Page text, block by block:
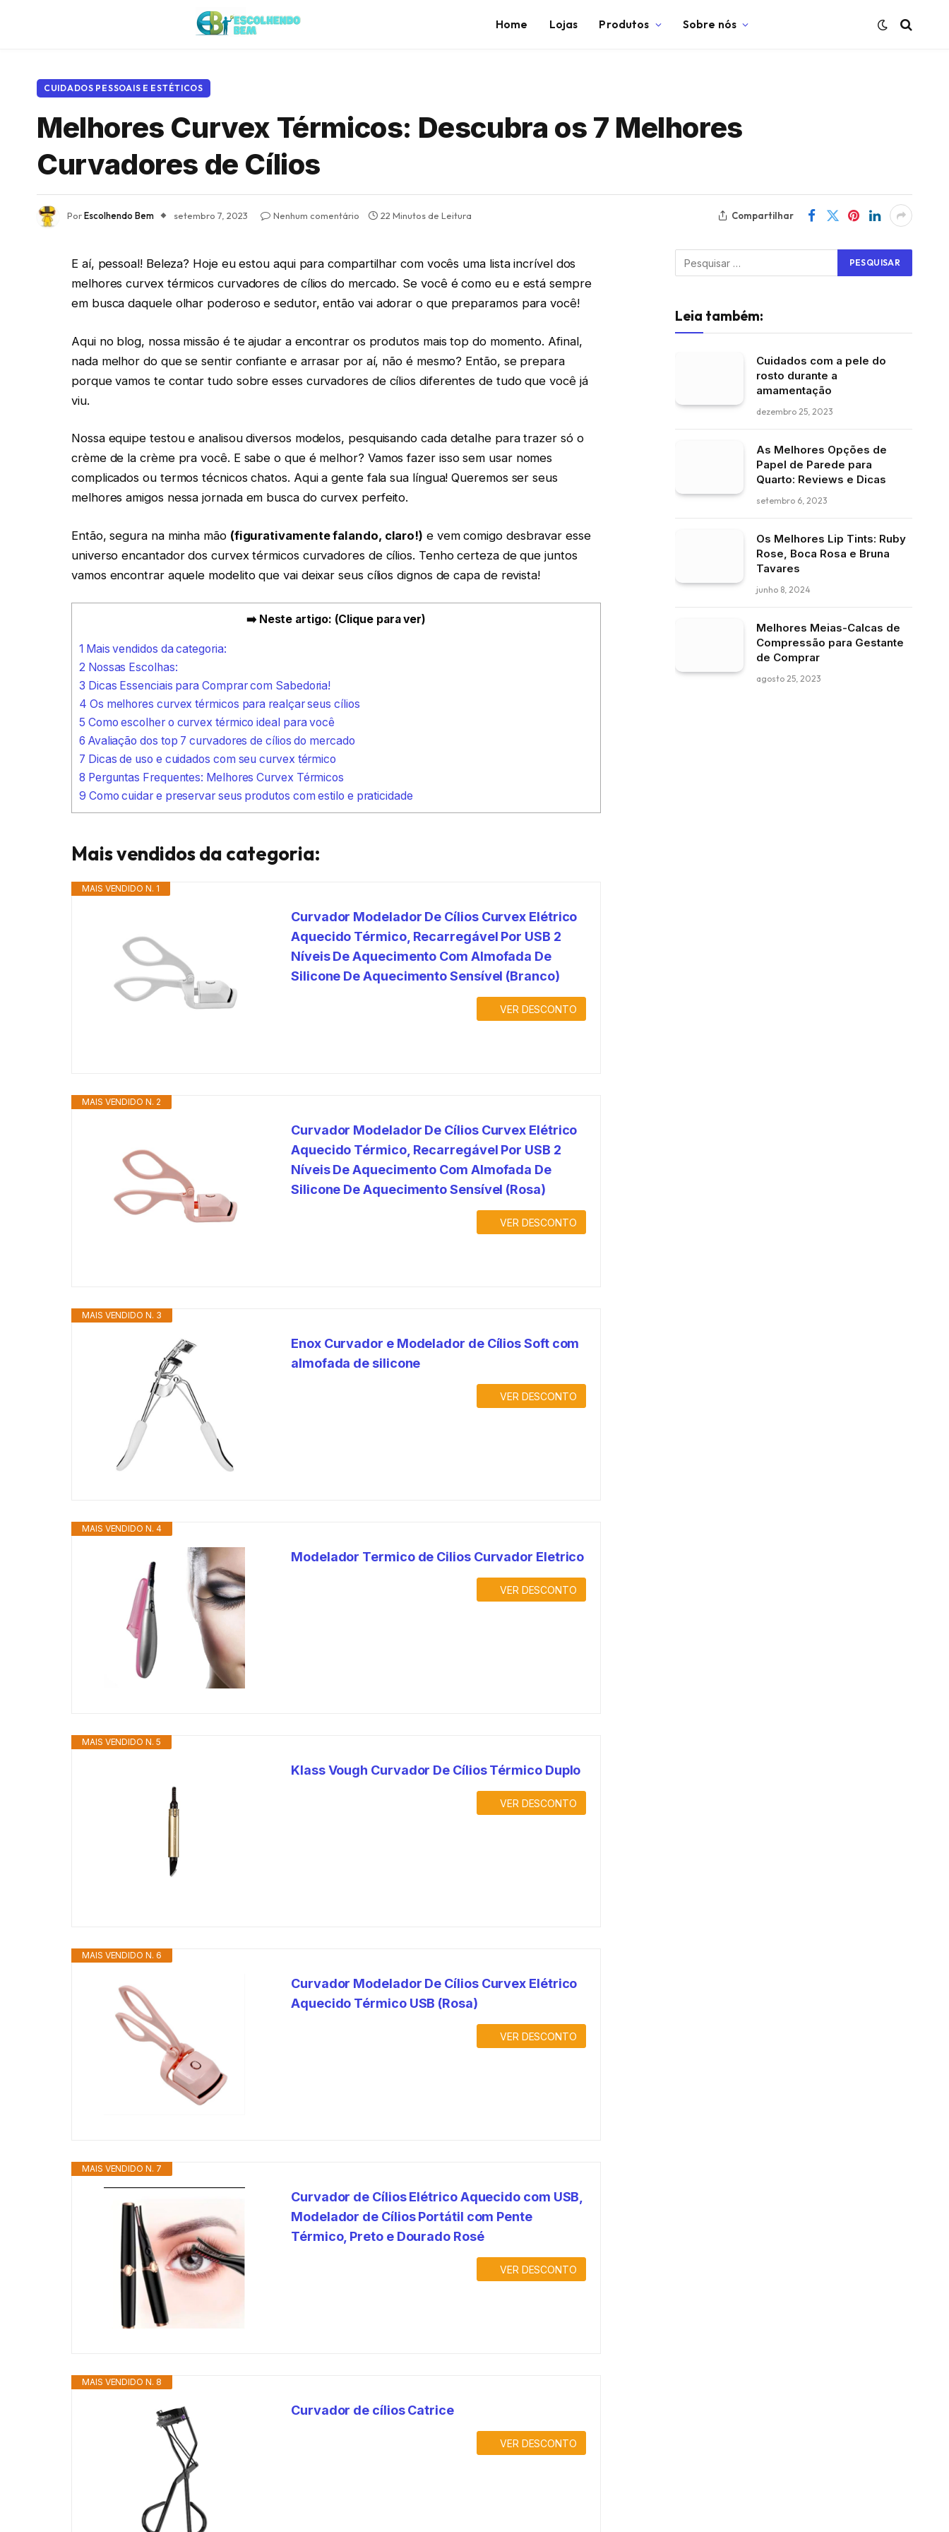
Home Lojas Produtos Sobre nós
CUIDADOS PESSOAIS E ESTÉTICOS
Melhores Curvex Térmicos: Descubra os 7 Melhores
Curvadores de Cílios
PorEscolhendo Bem setembro 7, 2023 Nenhum comentário 22 Minutos de Leitura Compartilhar
E aí, pessoal! Beleza? Hoje eu estou aqui para compartilhar com vocês uma lista incrível dos
melhores curvex térmicos curvadores de cílios do mercado. Se você é como eu e está sempre
em busca daquele olhar poderoso e sedutor, então vai adorar o que preparamos para você!
Aqui no blog, nossa missão é te ajudar a encontrar os produtos mais top do momento. Afinal,
nada melhor do que se sentir confiante e arrasar por aí, não é mesmo? Então, se prepara
porque vamos te contar tudo sobre esses curvadores de cílios diferentes de tudo que você já
viu.
Nossa equipe testou e analisou diversos modelos, pesquisando cada detalhe para trazer só o
crème de la crème pra você. E sabe o que é melhor? Vamos fazer isso sem usar nomes
complicados ou termos técnicos chatos. Aqui a gente fala sua língua! Queremos ser seus
melhores amigos nessa jornada em busca do curvex perfeito.
Então, segura na minha mão (figurativamente falando, claro!) e vem comigo desbravar esse
universo encantador dos curvex térmicos curvadores de cílios. Tenho certeza de que juntos
vamos encontrar aquele modelito que vai deixar seus cílios dignos de capa de revista!
➡️ Neste artigo: (Clique para ver)
1 Mais vendidos da categoria:
2 Nossas Escolhas:
3 Dicas Essenciais para Comprar com Sabedoria!
4 Os melhores curvex térmicos para realçar seus cílios
5 Como escolher o curvex térmico ideal para você
6 Avaliação dos top 7 curvadores de cílios do mercado
7 Dicas de uso e cuidados com seu curvex térmico
8 Perguntas Frequentes: Melhores Curvex Térmicos
9 Como cuidar e preservar seus produtos com estilo e praticidade
Mais vendidos da categoria:
MAIS VENDIDO N. 1
Curvador Modelador De Cílios Curvex Elétrico
Aquecido Térmico, Recarregável Por USB 2
Níveis De Aquecimento Com Almofada De
Silicone De Aquecimento Sensível (Branco)
VER DESCONTO
MAIS VENDIDO N. 2
Curvador Modelador De Cílios Curvex Elétrico
Aquecido Térmico, Recarregável Por USB 2
Níveis De Aquecimento Com Almofada De
Silicone De Aquecimento Sensível (Rosa)
VER DESCONTO
MAIS VENDIDO N. 3
Enox Curvador e Modelador de Cílios Soft com
almofada de silicone
VER DESCONTO
MAIS VENDIDO N. 4
Modelador Termico de Cilios Curvador Eletrico
VER DESCONTO
MAIS VENDIDO N. 5
Klass Vough Curvador De Cílios Térmico Duplo
VER DESCONTO
MAIS VENDIDO N. 6
Curvador Modelador De Cílios Curvex Elétrico
Aquecido Térmico USB (Rosa)
VER DESCONTO
MAIS VENDIDO N. 7
Curvador de Cílios Elétrico Aquecido com USB,
Modelador de Cílios Portátil com Pente
Térmico, Preto e Dourado Rosé
VER DESCONTO
MAIS VENDIDO N. 8
Curvador de cílios Catrice
VER DESCONTO
Leia também:
Cuidados com a pele do
rosto durante a
amamentação
dezembro 25, 2023
As Melhores Opções de
Papel de Parede para
Quarto: Reviews e Dicas
setembro 6, 2023
Os Melhores Lip Tints: Ruby
Rose, Boca Rosa e Bruna
Tavares
junho 8, 2024
Melhores Meias-Calcas de
Compressão para Gestante
de Comprar
agosto 25, 2023